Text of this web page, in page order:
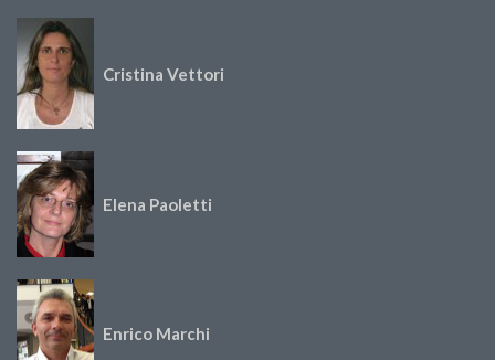
Cristina Vettori
Elena Paoletti
Enrico Marchi